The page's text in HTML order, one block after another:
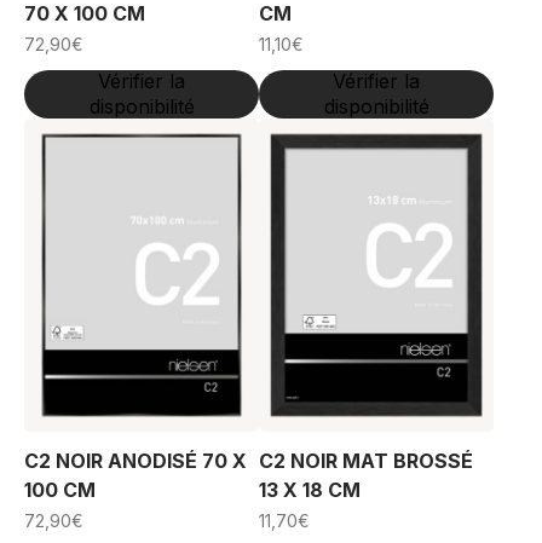
70 X 100 CM
72,90€
Vérifier la
disponibilité
CM
11,10€
Vérifier la
disponibilité
C2 NOIR ANODISÉ 70 X
100 CM
72,90€
C2 NOIR MAT BROSSÉ
13 X 18 CM
11,70€